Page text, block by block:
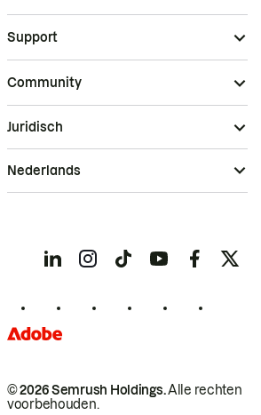
Support
Community
© 2026 Semrush Holdings.Alle rechten
voorbehouden.
Juridisch
Nederlands